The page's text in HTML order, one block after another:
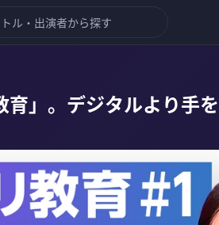
」。デジタルより手